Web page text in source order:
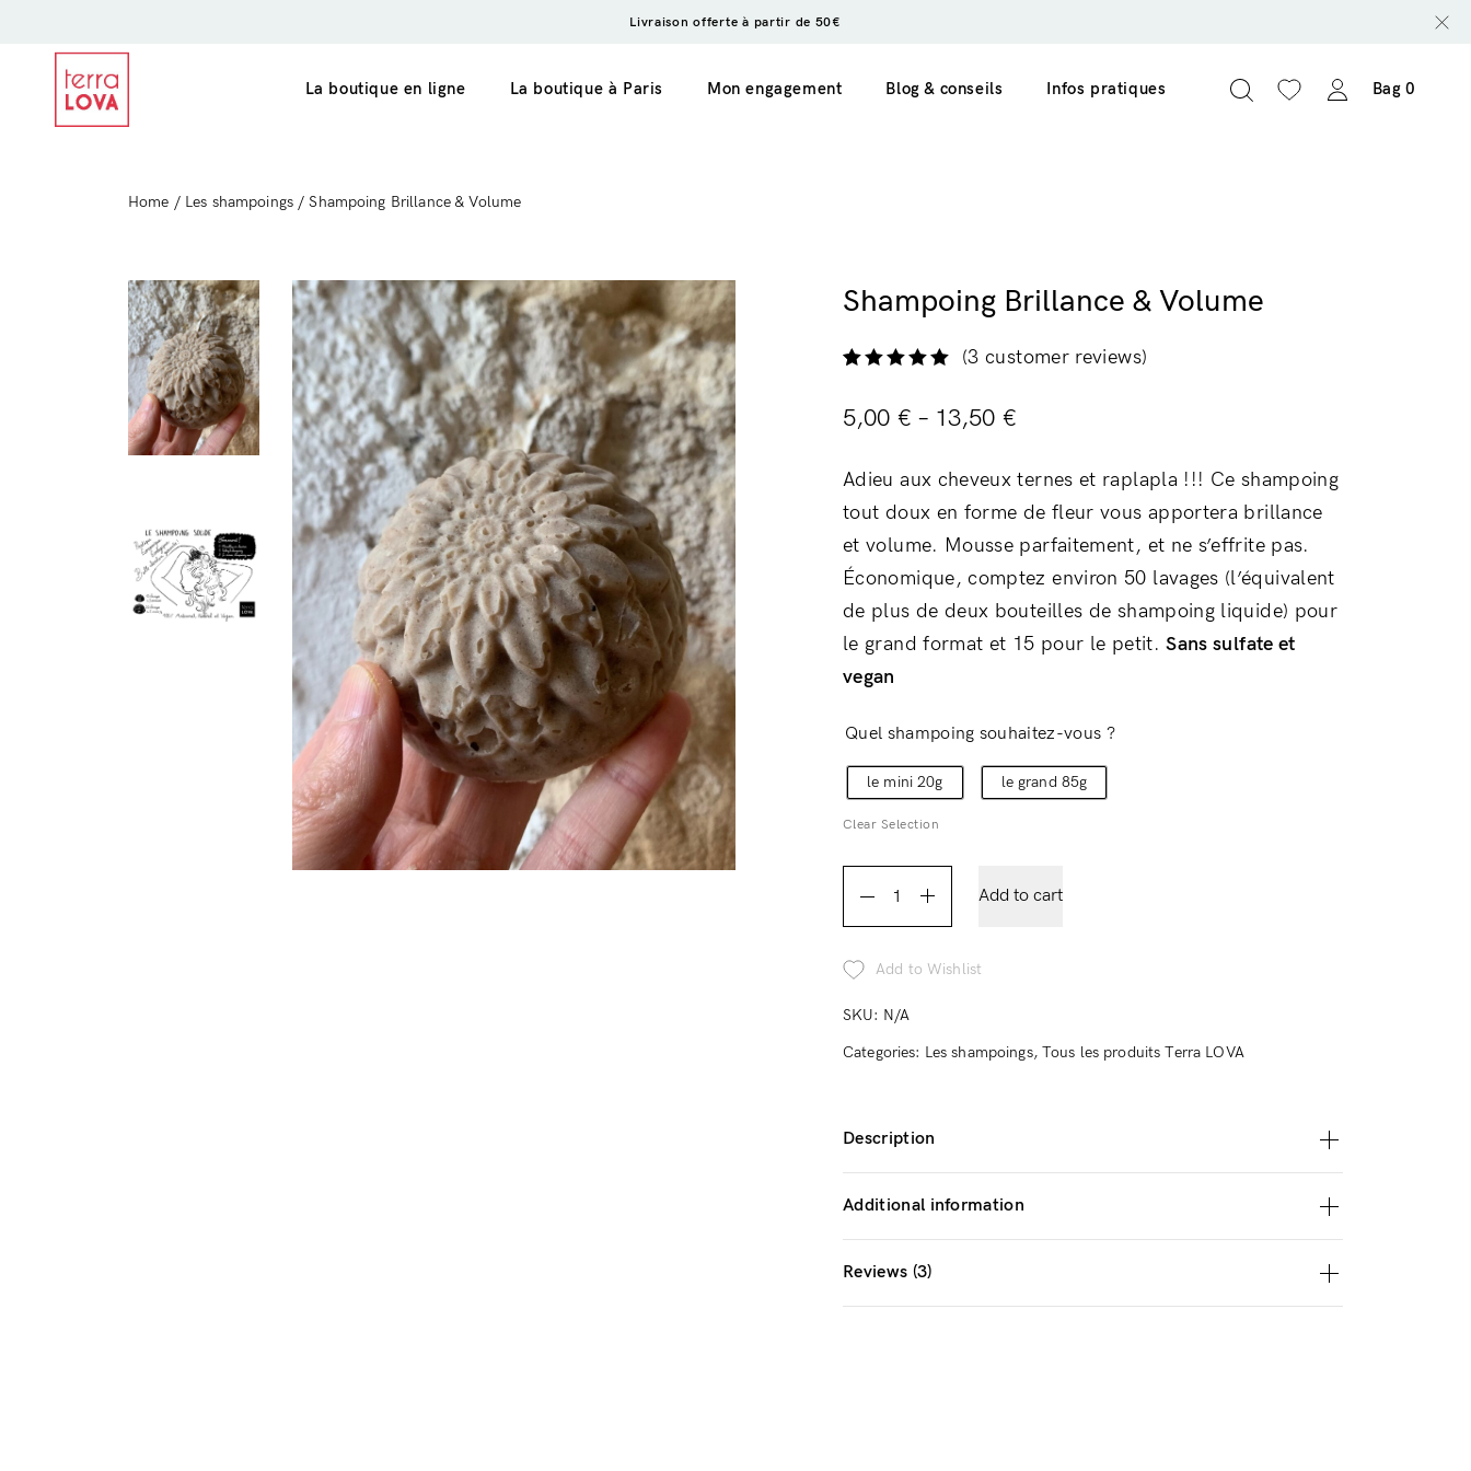
Login
Remember Me
Livraison offerte à partir de 50€
La boutique en ligne
Les shampoings
L’après-shampoing
Le déodorant
Le baume 3 en 1
La boutique à Paris Mon engagement Blog & conseils Infos pratiques Bag 0
Home / Les shampoings/ Shampoing Brillance & Volume
Shampoing Brillance & Volume
customer
(3 customer reviews)
5,00 € – 13,50 €
Adieu aux cheveux ternes et raplapla !!! Ce shampoing
tout doux en forme de fleur vous apportera brillance
et volume. Mousse parfaitement, et ne s’effrite pas.
Économique, comptez environ 50 lavages (l’équivalent
de plus de deux bouteilles de shampoing liquide) pour
le grand format et 15 pour le petit.Sans sulfate et
vegan
Quel shampoing souhaitez-vous ?
le mini 20g le grand 85g
Clear Selection
Volume
quantity
Add to cart
Add to Wishlist
SKU: N/A
Categories: Les shampoings, Tous les produits Terra LOVA
Description
Additional information
Reviews (3)